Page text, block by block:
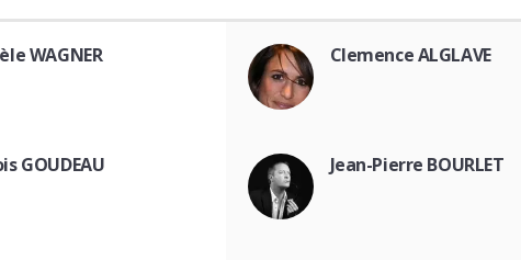
WAGNER Clemence ALGLAVE
GOUDEAU Jean-Pierre BOURLET